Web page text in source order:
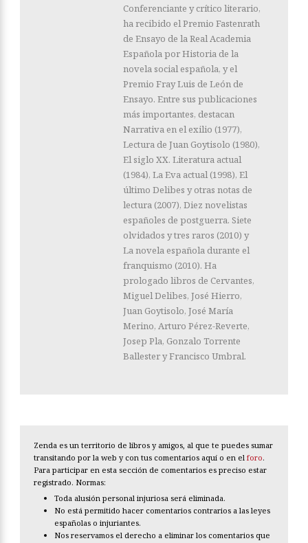
Conferenciante y crítico literario,
ha recibido el Premio Fastenrath
de Ensayo de la Real Academia
Española por Historia de la
novela social española, y el
Premio Fray Luis de León de
Ensayo. Entre sus publicaciones
más importantes, destacan
Narrativa en el exilio (1977),
Lectura de Juan Goytisolo (1980),
El siglo XX. Literatura actual
(1984), La Eva actual (1998), El
último Delibes y otras notas de
lectura (2007), Diez novelistas
españoles de postgue­rra. Siete
olvidados y tres raros (2010) y
La novela española durante el
franquismo (2010). Ha
prologado libros de Cervantes,
Miguel Delibes, José Hierro,
Juan Goytisolo, José María
Merino, Arturo Pérez-Reverte,
Josep Pla, Gonzalo Torrente
Ballester y Francisco Umbral.
Zenda es un territorio de libros y amigos, al que te puedes sumar
transitando por la web y con tus comentarios aquí o en el foro.
Para participar en esta sección de comentarios es preciso estar
registrado. Normas:
Toda alusión personal injuriosa será eliminada.
No está permitido hacer comentarios contrarios a las leyes
españolas o injuriantes.
Nos reservamos el derecho a eliminar los comentarios que